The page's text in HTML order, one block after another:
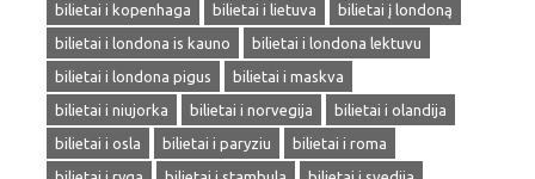
bilietai i kopenhaga
bilietai i lietuva
bilietai į londoną
bilietai i londona is kauno
bilietai i londona lektuvu
bilietai i londona pigus
bilietai i maskva
bilietai i niujorka
bilietai i norvegija
bilietai i olandija
bilietai i osla
bilietai i paryziu
bilietai i roma